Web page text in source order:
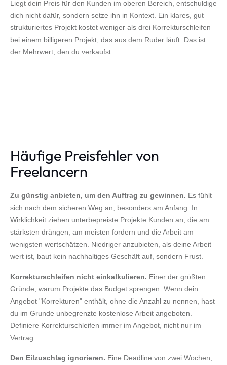
Liegt dein Preis für den Kunden im oberen Bereich, entschuldige
dich nicht dafür, sondern setze ihn in Kontext. Ein klares, gut
strukturiertes Projekt kostet weniger als drei Korrekturschleifen
bei einem billigeren Projekt, das aus dem Ruder läuft. Das ist
der Mehrwert, den du verkaufst.
Häufige Preisfehler von
Freelancern
Zu günstig anbieten, um den Auftrag zu gewinnen. Es fühlt
sich nach dem sicheren Weg an, besonders am Anfang. In
Wirklichkeit ziehen unterbepreiste Projekte Kunden an, die am
stärksten drängen, am meisten fordern und die Arbeit am
wenigsten wertschätzen. Niedriger anzubieten, als deine Arbeit
wert ist, baut kein nachhaltiges Geschäft auf, sondern Frust.
Korrekturschleifen nicht einkalkulieren. Einer der größten
Gründe, warum Projekte das Budget sprengen. Wenn dein
Angebot "Korrekturen" enthält, ohne die Anzahl zu nennen, hast
du im Grunde unbegrenzte kostenlose Arbeit angeboten.
Definiere Korrekturschleifen immer im Angebot, nicht nur im
Vertrag.
Den Eilzuschlag ignorieren. Eine Deadline von zwei Wochen,